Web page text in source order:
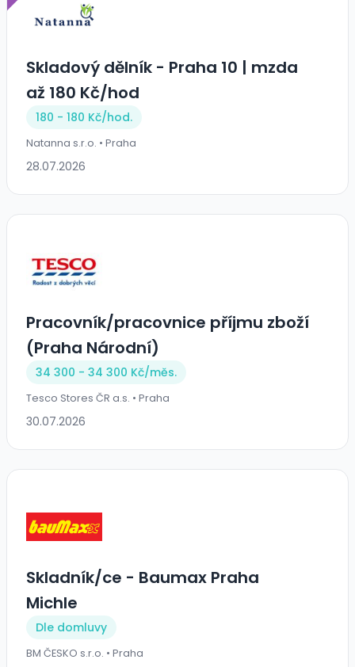
Skladový dělník - Praha 10 | mzda
až 180 Kč/hod
180 - 180 Kč/hod.
Natanna s.r.o. • Praha
28.07.2026
Pracovník/pracovnice příjmu zboží
(Praha Národní)
34 300 - 34 300 Kč/měs.
Tesco Stores ČR a.s. • Praha
30.07.2026
Skladník/ce - Baumax Praha
Michle
Dle domluvy
BM ČESKO s.r.o. • Praha